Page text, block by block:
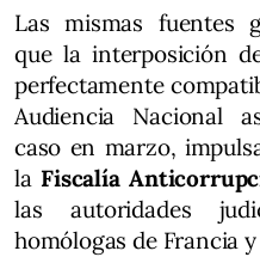
Las mismas fuentes
que la interposición
perfectamente
Audiencia Nacional
caso en marzo,
la Fiscalía
las autoridades
homólogas de Francia y